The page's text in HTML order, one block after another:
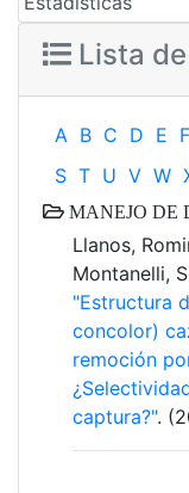
Lista de
A B C D E F
S T U V W
MANEJO DE
Llanos,
Montanelli,
"Estructura
concolor)
remoción
captura?".